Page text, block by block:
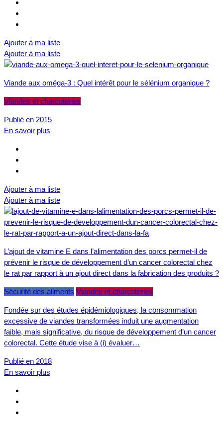
Ajouter à ma liste
Ajouter à ma liste
Viande aux oméga-3 : Quel intérêt pour le sélénium organique ?
Viandes et charcuteries
Publié en 2015
En savoir plus
Ajouter à ma liste
Ajouter à ma liste
L’ajout de vitamine E dans l’alimentation des porcs permet-il de
prévenir le risque de développement d’un cancer colorectal chez
le rat par rapport à un ajout direct dans la fabrication des produits ?
Sécurité des aliments Viandes et charcuteries
Fondée sur des études épidémiologiques, la consommation
excessive de viandes transformées induit une augmentation
faible, mais significative, du risque de développement d’un cancer
colorectal. Cette étude vise à (i) évaluer…
Publié en 2018
En savoir plus